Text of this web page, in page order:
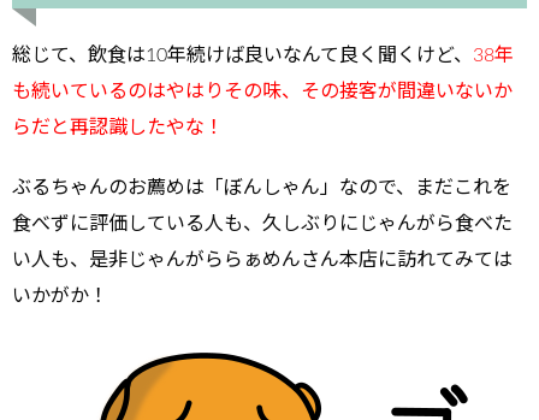
総じて、飲食は10年続けば良いなんて良く聞くけど、 38年
も続いているのはやはりその味、その接客が間違いないか
らだと再認識したやな！
ぶるちゃんのお薦めは「ぼんしゃん」なので、まだこれを
食べずに評価している人も、久しぶりにじゃんがら食べた
い人も、是非じゃんがららぁめんさん本店に訪れてみては
いかがか！